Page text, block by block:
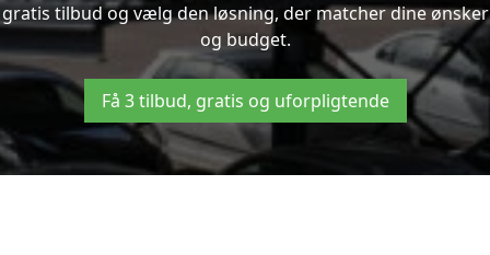
gratis tilbud og vælg den løsning, der matcher dine ønsker
og budget.
Få 3 tilbud, gratis og uforpligtende